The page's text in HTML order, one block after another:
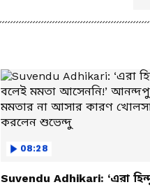
08:28
Suvendu Adhikari: ‘এরা